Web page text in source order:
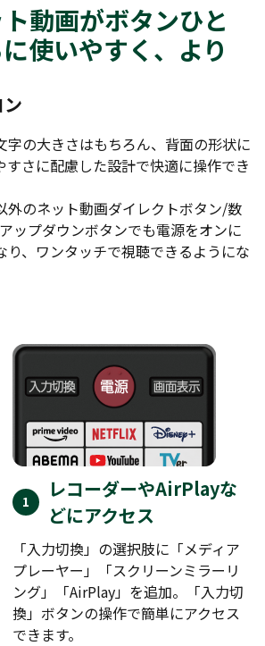
動画がボタンひと
使いやすく、より
字の大きさはもちろん、背面の形状に
すさに配慮した設計で快適に操作でき
外のネット動画ダイレクトボタン/数
ップダウンボタンでも電源をオンに
り、ワンタッチで視聴できるようにな
レコーダーやAirPlayな
どにアクセス
「入力切換」の選択肢に「メディア
プレーヤー」「スクリーンミラーリ
ング」「AirPlay」を追加。「入力切
換」ボタンの操作で簡単にアクセス
できます。